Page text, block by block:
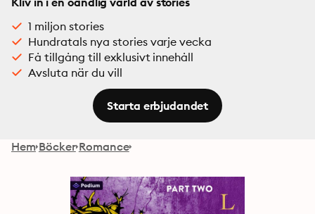
1 miljon stories
Hundratals nya stories varje vecka
Få tillgång till exklusivt innehåll
Avsluta när du vill
Starta erbjudandet
Hem Böcker Romance